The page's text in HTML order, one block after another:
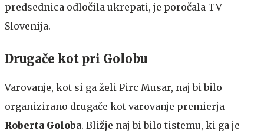
predsednica odločila ukrepati, je poročala TV
Slovenija.
Drugače kot pri Golobu
Varovanje, kot si ga želi Pirc Musar, naj bi bilo
organizirano drugače kot varovanje premierja
Roberta Goloba. Bližje naj bi bilo tistemu, ki ga je